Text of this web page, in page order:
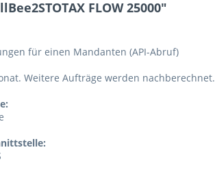
FLOW 25000"
für einen Mandanten (API-Abruf)
Weitere Aufträge werden nachberechnet.